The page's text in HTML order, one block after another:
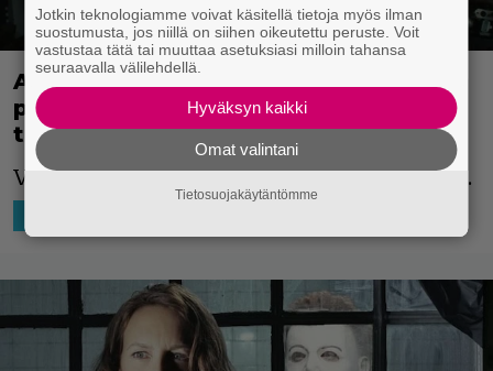
Aikamatkustelua ja moraalista
pohdintaa – katso scifi-leffa Aporian
traileri
Vaikuttaa mielenkiintoiselta pikkuleffalta.
Jotkin teknologiamme voivat käsitellä tietoja myös ilman
suostumusta, jos niillä on siihen oikeutettu peruste. Voit
vastustaa tätä tai muuttaa asetuksiasi milloin tahansa
seuraavalla välilehdellä.
Hyväksyn kaikki
Omat valintani
Tietosuojakäytäntömme